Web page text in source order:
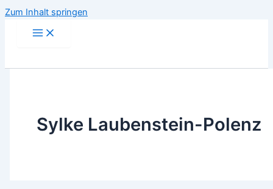
Zum Inhalt springen
Sylke Laubenstein-Polenz